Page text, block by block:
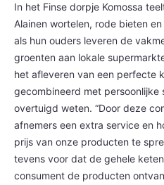
In het Finse dorpje Komossa
Alainen wortelen, rode bieten
als hun ouders leveren de
groenten aan lokale
het afleveren van een perfecte
gecombineerd met persoonlijke
overtuigd weten. “Door deze
afnemers een extra service en
prijs van onze producten te
tevens voor dat de gehele
consument de producten